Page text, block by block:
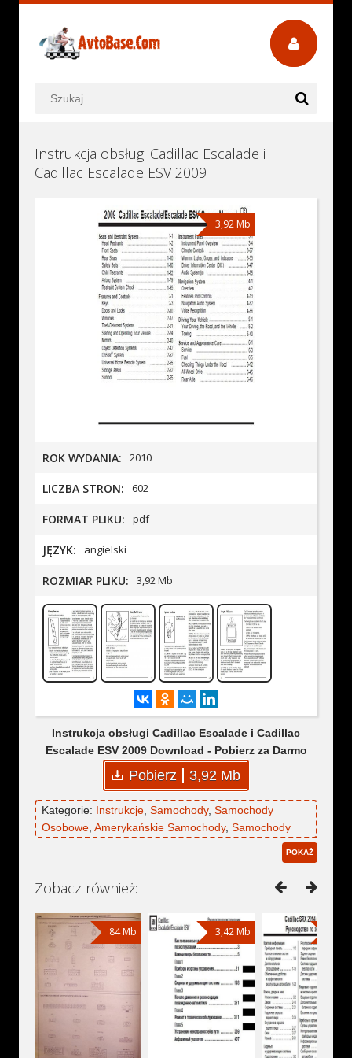
Instrukcja obsługi Cadillac Escalade i
Cadillac Escalade ESV 2009
3,92 Mb
ROK WYDANIA: 2010
LICZBA STRON: 602
FORMAT PLIKU: pdf
JĘZYK: angielski
ROZMIAR PLIKU: 3,92 Mb
Instrukcja obsługi Cadillac Escalade i Cadillac
Escalade ESV 2009 Download - Pobierz za Darmo
Pobierz 3,92 Mb
Kategorie: Instrukcje, Samochody, Samochody
Osobowe, Amerykańskie Samochody, Samochody
POKAŻ
Zobacz również:
84 Mb 3,42 Mb